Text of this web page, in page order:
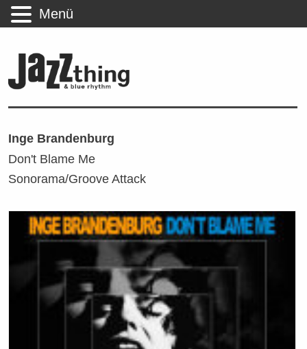
Inge Brandenburg
Don't Blame Me
Sonorama/Groove Attack
Menü